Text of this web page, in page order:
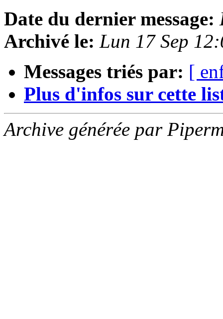
Date du dernier message:
Archivé le: Lun 17 Sep
Messages triés par: [
Plus d'infos sur cette
Archive générée par